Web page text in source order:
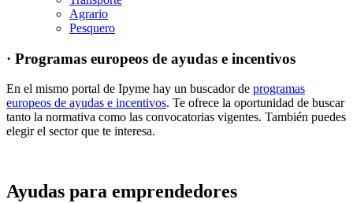
Agrario
Pesquero
· Programas europeos de ayudas e incentivos
En el mismo portal de Ipyme hay un buscador de programas
europeos de ayudas e incentivos. Te ofrece la oportunidad de buscar
tanto la normativa como las convocatorias vigentes. También puedes
elegir el sector que te interesa.
Ayudas para emprendedores